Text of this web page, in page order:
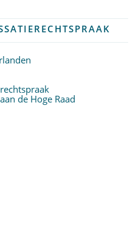
de Hoge Raad